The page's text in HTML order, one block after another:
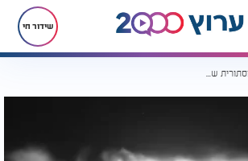
שידור חי
הדמות המסתורית שיוצאת בכל לילה